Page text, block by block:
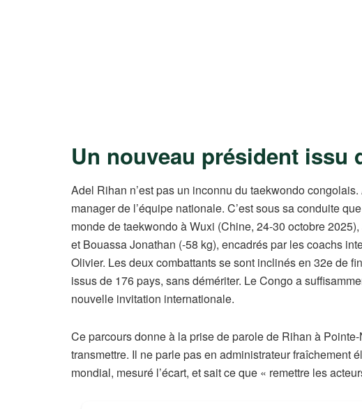
Un nouveau président issu
Adel Rihan n’est pas un inconnu du taekwondo
manager de l’équipe nationale. C’est sous sa conduite
monde de taekwondo à Wuxi (Chine, 24-30 octobre
et Bouassa Jonathan (-58 kg), encadrés par les coachs
Olivier. Les deux combattants se sont inclinés en 32e de
issus de 176 pays, sans démériter. Le Congo a
nouvelle invitation internationale.
Ce parcours donne à la prise de parole de Rihan à
transmettre. Il ne parle pas en administrateur fraîchement
mondial, mesuré l’écart, et sait ce que « remettre les